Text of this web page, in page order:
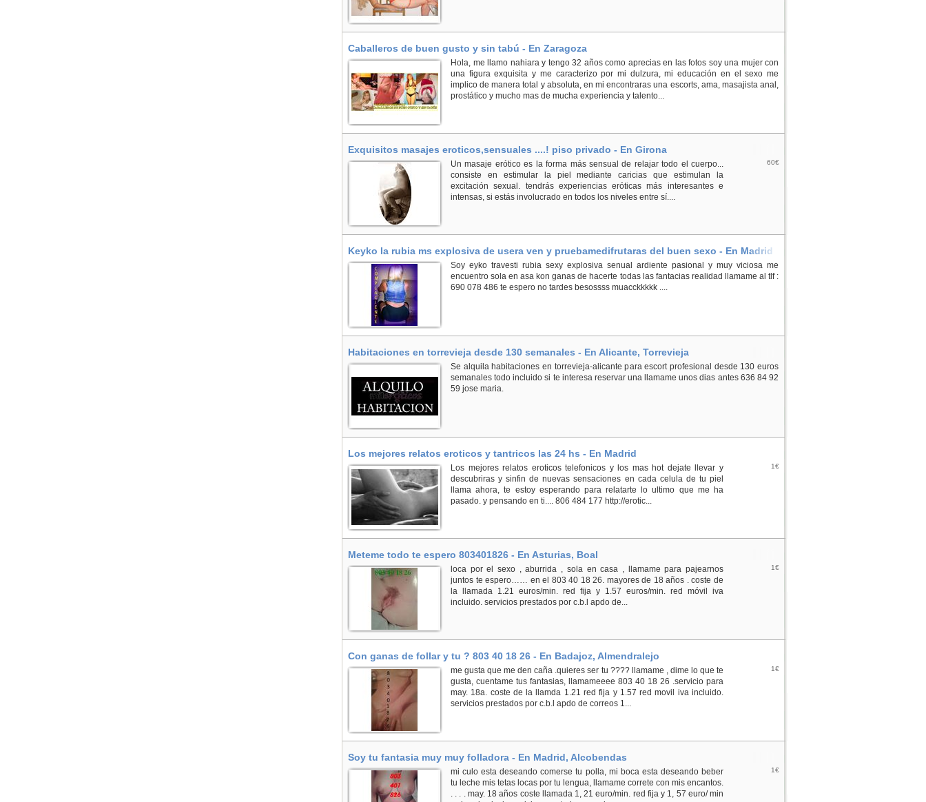
Caballeros de buen gusto y sin tabú - En Zaragoza
Hola, me llamo nahiara y tengo 32 años como aprecias en las fotos soy una mujer con
una figura exquisita y me caracterizo por mi dulzura, mi educación en el sexo me
implico de manera total y absoluta, en mi encontraras una escorts, ama, masajista anal,
prostático y mucho mas de mucha experiencia y talento...
Exquisitos masajes eroticos,sensuales ....! piso privado - En Girona
Un masaje erótico es la forma más sensual de relajar todo el cuerpo...
consiste en estimular la piel mediante caricias que estimulan la
excitación sexual. tendrás experiencias eróticas más interesantes e
intensas, si estás involucrado en todos los niveles entre sí....
60€
Keyko la rubia ms explosiva de usera ven y pruebamedifrutaras del buen sexo - En Madrid
Soy eyko travesti rubia sexy explosiva senual ardiente pasional y muy viciosa me
encuentro sola en asa kon ganas de hacerte todas las fantacias realidad llamame al tlf :
690 078 486 te espero no tardes besossss muacckkkkk ....
Habitaciones en torrevieja desde 130 semanales - En Alicante, Torrevieja
Se alquila habitaciones en torrevieja-alicante para escort profesional desde 130 euros
semanales todo incluido si te interesa reservar una llamame unos dias antes 636 84 92
59 jose maria.
Los mejores relatos eroticos y tantricos las 24 hs - En Madrid
Los mejores relatos eroticos telefonicos y los mas hot dejate llevar y
descubriras y sinfin de nuevas sensaciones en cada celula de tu piel
llama ahora, te estoy esperando para relatarte lo ultimo que me ha
pasado. y pensando en ti.... 806 484 177 http://erotic...
1€
Meteme todo te espero 803401826 - En Asturias, Boal
loca por el sexo , aburrida , sola en casa , llamame para pajearnos
juntos te espero…… en el 803 40 18 26. mayores de 18 años . coste de
la llamada 1.21 euros/min. red fija y 1.57 euros/min. red móvil iva
incluido. servicios prestados por c.b.l apdo de...
1€
Con ganas de follar y tu ? 803 40 18 26 - En Badajoz, Almendralejo
me gusta que me den caña .quieres ser tu ???? llamame , dime lo que te
gusta, cuentame tus fantasias, llamameeee 803 40 18 26 .servicio para
may. 18a. coste de la llamda 1.21 red fija y 1.57 red movil iva incluido.
servicios prestados por c.b.l apdo de correos 1...
1€
Soy tu fantasia muy muy folladora - En Madrid, Alcobendas
mi culo esta deseando comerse tu polla, mi boca esta deseando beber
tu leche mis tetas locas por tu lengua, llamame correte con mis encantos.
. . . . may. 18 años coste llamada 1, 21 euro/min. red fija y 1, 57 euro/ min
1€